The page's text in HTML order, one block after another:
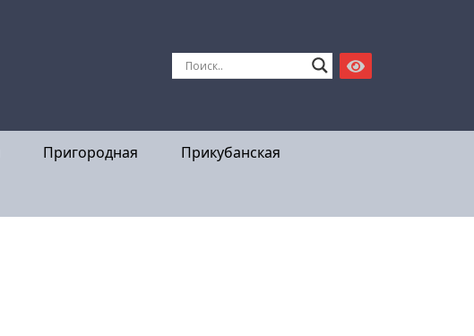
Пригородная Прикубанская